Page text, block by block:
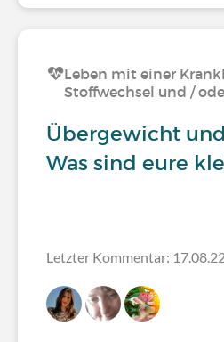
Leben mit einer
Stoffwechsel und /
Übergewicht
Was sind eure
Letzter Kommentar: 17.08.22